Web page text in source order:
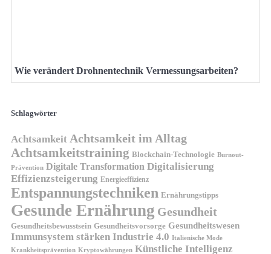
Wie verändert Drohnentechnik Vermessungsarbeiten?
Schlagwörter
Achtsamkeit Achtsamkeit im Alltag
Achtsamkeitstraining Blockchain-Technologie Burnout-
Prävention Digitale Transformation Digitalisierung
Effizienzsteigerung Energieeffizienz
Entspannungstechniken Ernährungstipps
Gesunde Ernährung Gesundheit
Gesundheitsbewusstsein Gesundheitsvorsorge Gesundheitswesen
Immunsystem stärken Industrie 4.0 Italienische Mode
Krankheitsprävention Kryptowährungen Künstliche Intelligenz